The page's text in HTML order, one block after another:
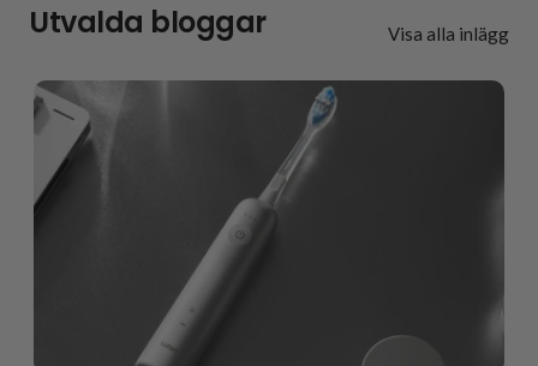
Utvalda bloggar Visa alla inlägg